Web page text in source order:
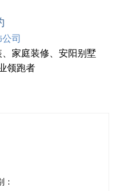
司
家庭装修、安阳别墅
领跑者